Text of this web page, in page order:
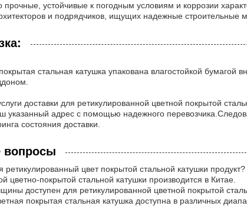
устойчивые к погодным условиям и коррозии
и подрядчиков, ищущих надежные строительные
стальная катушка упакована влагостойкой бумагой
доставки для ретикулированной цветной покрытой
указанный адрес с помощью надежного
состояния доставки.
вопросы
ретикулированный цвет покрытой стальной катушки продукт?
цветно-покрытой стальной катушки производится в Китае.
доступен для ретикулированной цветной покрытой
покрытая стальная катушка доступна в различных